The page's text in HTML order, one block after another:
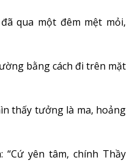
qua một đêm mệt mỏi,
bằng cách đi trên mặt
thấy tưởng là ma, hoảng
yên tâm, chính Thầy